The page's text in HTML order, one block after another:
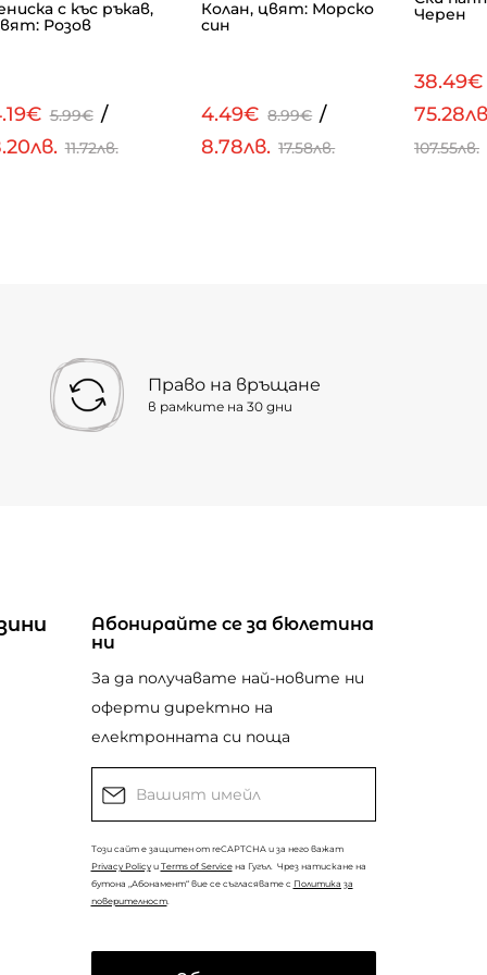
с къс ръкав,
Розов
5.99€ /
11.72лв.
Колан, цвят: Морско
син
4.49€ 8.99€ /
8.78лв. 17.58лв.
Черен
107.55лв.
Право на връщане
в рамките на 30 дни
Абонирайте се за бюлетина
ни
За да получавате най-новите ни
оферти директно на
електронната си поща
Този сайт е защитен от reCAPTCHA и за него важат
Privacy Policyи Terms of Serviceна Гугъл. Чрез натискане на
бутона „Абонамент“ вие се съгласявате с Политика за
поверителност.